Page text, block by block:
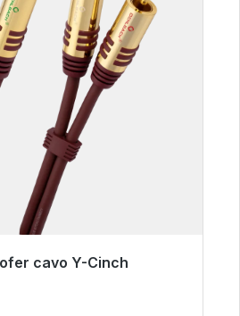
cavo Y-Cinch
immediata, tempo di